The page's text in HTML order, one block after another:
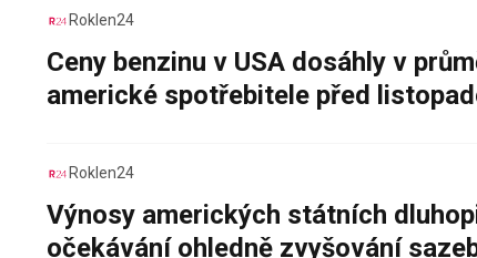
Roklen24
Ceny benzinu v USA dosáhly v
americké spotřebitele před
Roklen24
Výnosy amerických státních
očekávání ohledně zvyšování